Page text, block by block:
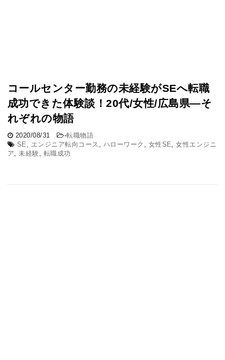
コールセンター勤務の未経験がSEへ転職
成功できた体験談！20代/女性/広島県―そ
れぞれの物語
2020/08/31 -転職物語
SE , エンジニア転向コース , ハローワーク , 女性SE,女性エンジニ
ア,未経験, 転職成功